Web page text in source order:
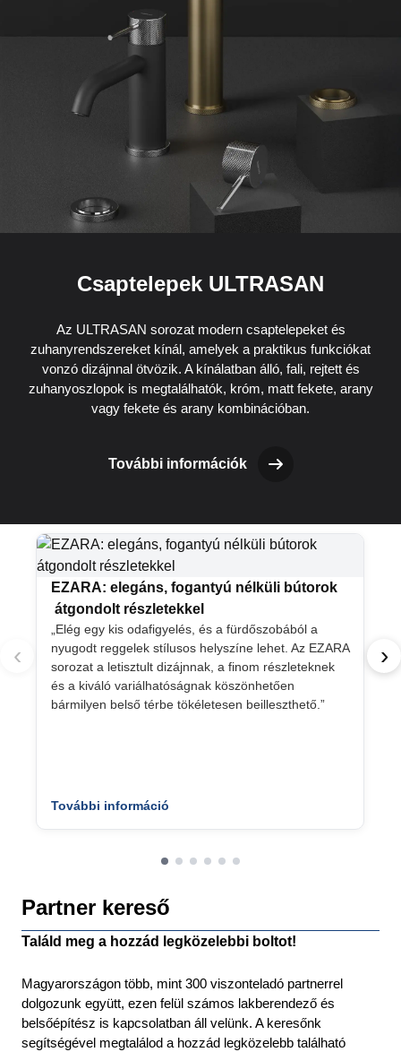
Csaptelepek ULTRASAN
Az ULTRASAN sorozat modern csaptelepeket és
zuhanyrendszereket kínál, amelyek a praktikus funkciókat
vonzó dizájnnal ötvözik. A kínálatban álló, fali, rejtett és
zuhanyoszlopok is megtalálhatók, króm, matt fekete, arany
vagy fekete és arany kombinációban.
További információk
EZARA: elegáns, fogantyú nélküli bútorok
átgondolt részletekkel
„Elég egy kis odafigyelés, és a fürdőszobából a
nyugodt reggelek stílusos helyszíne lehet. Az EZARA
sorozat a letisztult dizájnnak, a finom részleteknek
és a kiváló variálhatóságnak köszönhetően
bármilyen belső térbe tökéletesen beilleszthető.”
További információ
‹ ›
Partner kereső
Találd meg a hozzád legközelebbi boltot!
Magyarországon több, mint 300 viszonteladó partnerrel
dolgozunk együtt, ezen felül számos lakberendező és
belsőépítész is kapcsolatban áll velünk. A keresőnk
segítségével megtalálod a hozzád legközelebb található